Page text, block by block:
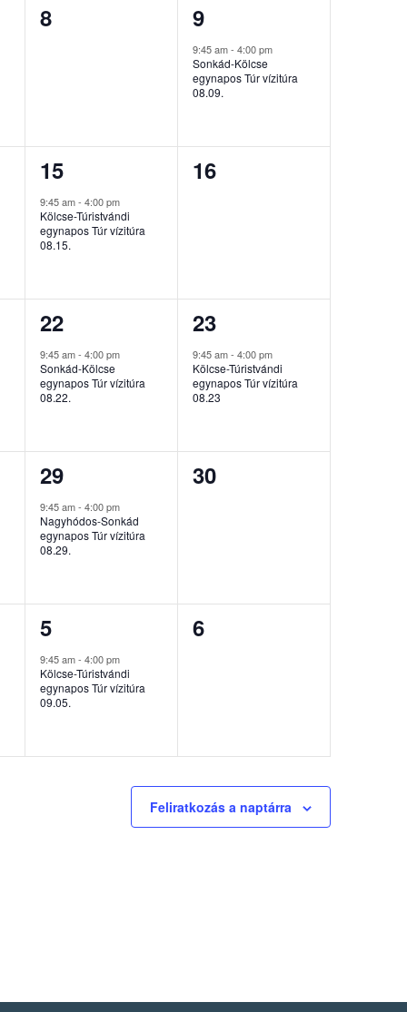
0
8
1
esemény,
9
9:45 am-4:00 pm
Sonkád-Kölcse
egynapos Túr vízitúra
08.09.
1
esemény,
15
9:45 am-4:00 pm
Kölcse-Túristvándi
egynapos Túr vízitúra
08.15.
0
16
1
esemény,
22
9:45 am-4:00 pm
Sonkád-Kölcse
egynapos Túr vízitúra
08.22.
1
esemény,
23
9:45 am-4:00 pm
Kölcse-Túristvándi
egynapos Túr vízitúra
08.23
1
esemény,
29
9:45 am-4:00 pm
Nagyhódos-Sonkád
egynapos Túr vízitúra
08.29.
0
30
1
esemény,
5
9:45 am-4:00 pm
Kölcse-Túristvándi
egynapos Túr vízitúra
09.05.
0
6
Feliratkozás a naptárra